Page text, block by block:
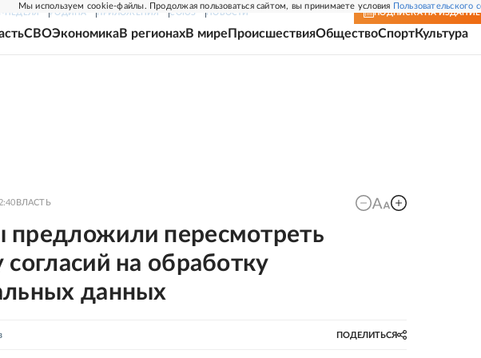
Мы используем cookie-файлы. Продолжая пользоваться сайтом, вы принимаете условия Пользовательского
НЕДЕЛЯ РОДИНА ПРИЛОЖЕНИЯ СОЮЗ НОВОСТИ ПОДПИСКА НА ИЗДАНИЕ
СВОЭкономикаВ регионахВ мире ПроисшествияОбществоСпортКультура
ВЛАСТЬ
предложили пересмотреть
согласий на обработку
данных
ПОДЕЛИТЬСЯ